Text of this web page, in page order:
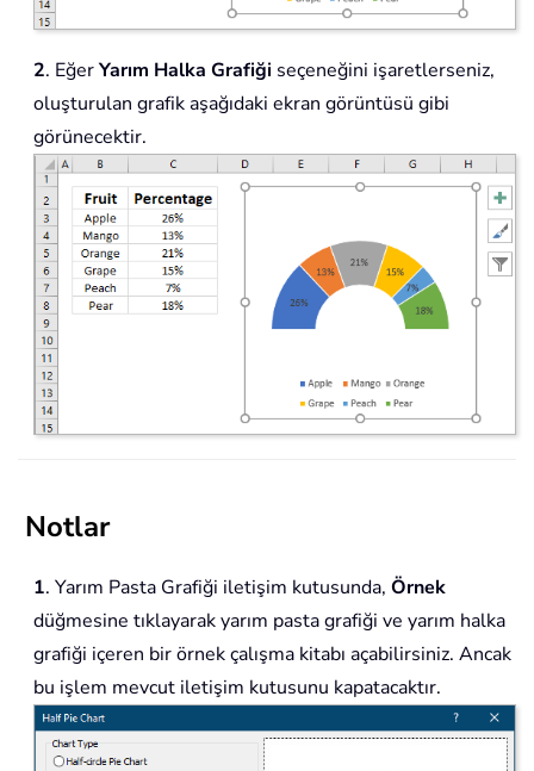
2. EğerYarım Halka Grafiği seçeneğini işaretlerseniz,
oluşturulan grafik aşağıdaki ekran görüntüsü gibi
görünecektir.
Notlar
1. Yarım Pasta Grafiği iletişim kutusunda, Örnek
düğmesine tıklayarak yarım pasta grafiği ve yarım halka
grafiği içeren bir örnek çalışma kitabı açabilirsiniz. Ancak
bu işlem mevcut iletişim kutusunu kapatacaktır.